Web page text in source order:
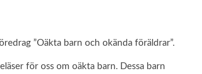
”Oäkta barn och okända föräldrar”.
för oss om oäkta barn. Dessa barn